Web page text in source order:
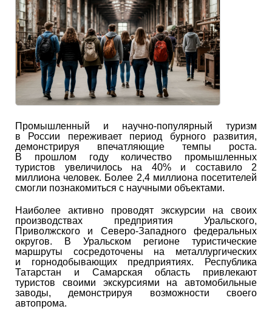
Промышленный и научно-популярный туризм
в России переживает период бурного развития,
демонстрируя впечатляющие темпы роста.
В прошлом году количество промышленных
туристов увеличилось на 40% и составило 2
миллиона человек. Более 2,4 миллиона посетителей
смогли познакомиться с научными объектами.
Наиболее активно проводят экскурсии на своих
производствах предприятия Уральского,
Приволжского и Северо-Западного федеральных
округов. В Уральском регионе туристические
маршруты сосредоточены на металлургических
и горнодобывающих предприятиях. Республика
Татарстан и Самарская область привлекают
туристов своими экскурсиями на автомобильные
заводы, демонстрируя возможности своего
автопрома.